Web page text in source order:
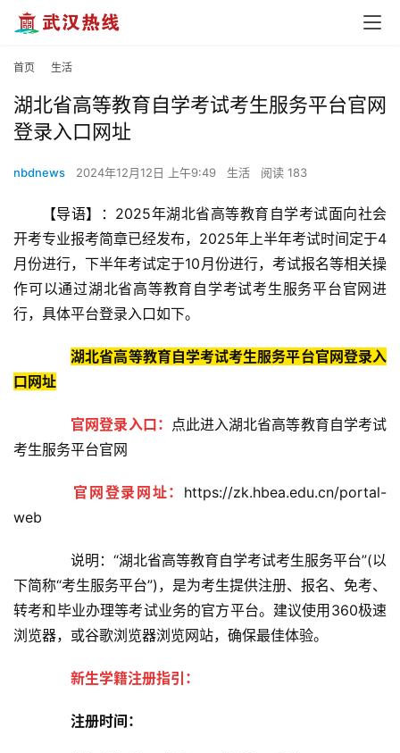
首页 生活
湖北省高等教育自学考试考生服务平台官网
登录入口网址
nbdnews 2024年12月12日 上午9:49 生活 阅读 183
【导语】： 2025年湖北省高等教育自学考试面向社会
开考专业报考简章已经发布，2025年上半年考试时间定于4
月份进行，下半年考试定于10月份进行，考试报名等相关操
作可以通过湖北省高等教育自学考试考生服务平台官网进
行，具体平台登录入口如下。
湖北省高等教育自学考试考生服务平台官网登录入
口网址
官网登录入口： 点此进入湖北省高等教育自学考试
考生服务平台官网
官网登录网址： https://zk.hbea.edu.cn/portal-
web
说明：“湖北省高等教育自学考试考生服务平台”(以
下简称“考生服务平台”)，是为考生提供注册、报名、免考、
转考和毕业办理等考试业务的官方平台。建议使用360极速
浏览器，或谷歌浏览器浏览网站，确保最佳体验。
新生学籍注册指引：
注册时间：